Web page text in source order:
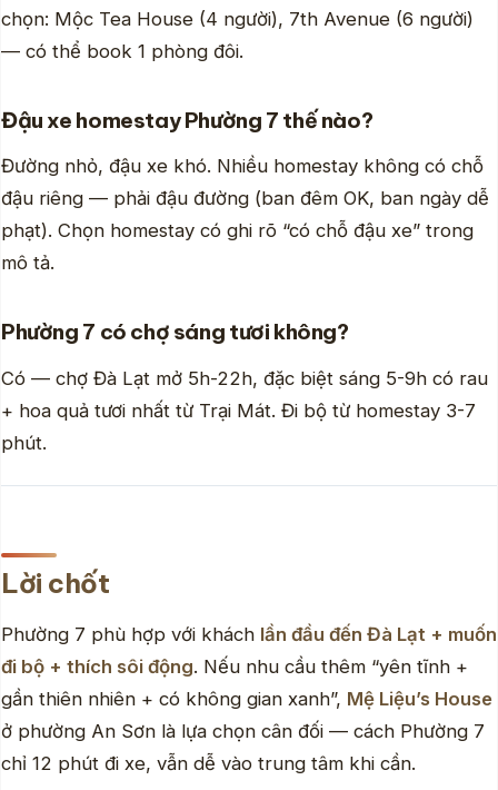
chọn: Mộc Tea House (4 người), 7th Avenue (6 người)
— có thể book 1 phòng đôi.
Đậu xe homestay Phường 7 thế nào?
Đường nhỏ, đậu xe khó. Nhiều homestay không có chỗ
đậu riêng — phải đậu đường (ban đêm OK, ban ngày dễ
phạt). Chọn homestay có ghi rõ “có chỗ đậu xe” trong
mô tả.
Phường 7 có chợ sáng tươi không?
Có — chợ Đà Lạt mở 5h-22h, đặc biệt sáng 5-9h có rau
+ hoa quả tươi nhất từ Trại Mát. Đi bộ từ homestay 3-7
phút.
Lời chốt
Phường 7 phù hợp với khách lần đầu đến Đà Lạt + muốn
đi bộ + thích sôi động. Nếu nhu cầu thêm “yên tĩnh +
gần thiên nhiên + có không gian xanh”, Mệ Liệu’s House
ở phường An Sơn là lựa chọn cân đối — cách Phường 7
chỉ 12 phút đi xe, vẫn dễ vào trung tâm khi cần.